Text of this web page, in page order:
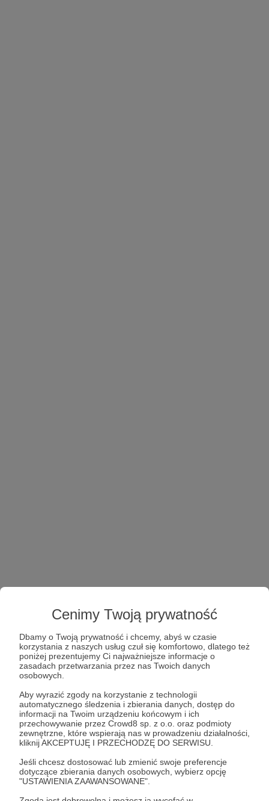
Cenimy Twoją prywatność
Dbamy o Twoją prywatność i chcemy, abyś w czasie
korzystania z naszych usług czuł się komfortowo, dlatego też
poniżej prezentujemy Ci najważniejsze informacje o
zasadach przetwarzania przez nas Twoich danych
osobowych.
Aby wyrazić zgody na korzystanie z technologii
automatycznego śledzenia i zbierania danych, dostęp do
informacji na Twoim urządzeniu końcowym i ich
przechowywanie przez Crowd8 sp. z o.o. oraz podmioty
zewnętrzne, które wspierają nas w prowadzeniu działalności,
kliknij AKCEPTUJĘ I PRZECHODZĘ DO SERWISU.
Jeśli chcesz dostosować lub zmienić swoje preferencje
dotyczące zbierania danych osobowych, wybierz opcję
"USTAWIENIA ZAAWANSOWANE".